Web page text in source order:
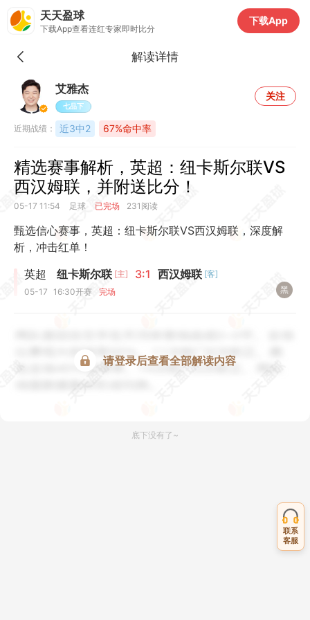
天天盈球
下载App查看连红专家即时比分
下载App
解读详情
艾雅杰
七品下
关注
近期战绩： 近3中2 67%命中率
精选赛事解析，英超：纽卡斯尔联VS
西汉姆联，并附送比分！
05-17 11:54 足球 已完场 231阅读
甄选信心赛事，英超：纽卡斯尔联VS西汉姆联，深度解
析，冲击红单！
黑
英超 纽卡斯尔联 [主] 3:1 西汉姆联 [客]
05-17
16:30开赛 完场
请登录后查看全部解读内容
底下没有了~
联系
客服